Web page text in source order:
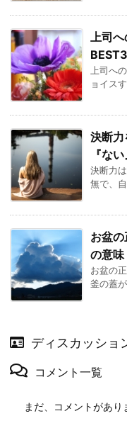
上司
BEST3
上司へ
ョイス
決断
『ない
決断力
無で、
お盆の
の意味
お盆の
釜の蓋
ディスカッショ
コメント一覧
まだ、コメントがあり